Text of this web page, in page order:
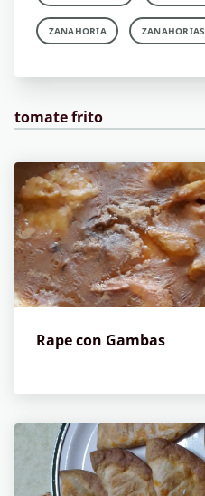
ZANAHORIA ZANAHORIAS
tomate frito
Rape con Gambas